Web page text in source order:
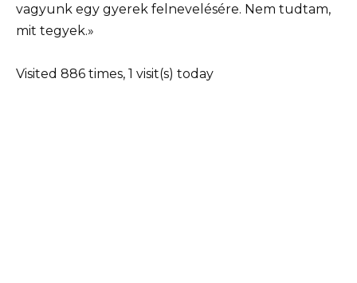
vagyunk egy gyerek felnevelésére. Nem tudtam,
mit tegyek.»
Visited 886 times, 1 visit(s) today